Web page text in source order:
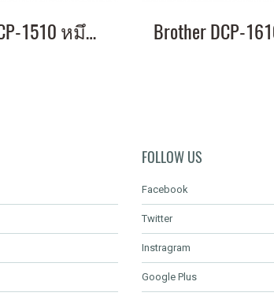
Brother DCP-1510 หมึกเครื่องปริ้น พิมพ์คมชัด รับประกัน 1 ปี!
FOLLOW US
Facebook
Twitter
Instragram
Google Plus